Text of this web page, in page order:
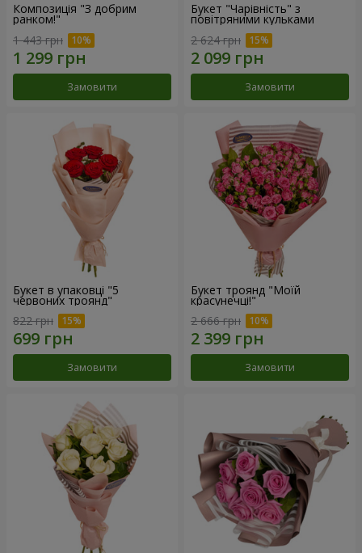
Композиція "З добрим
ранком!"
1 443 грн
Замовити
Букет "Чарівність" з
повітряними кульками
2 624 грн
Замовити
Букет в упаковці "5
червоних троянд"
822 грн
Замовити
Букет троянд "Моїй
красунечці!"
2 666 грн
Замовити